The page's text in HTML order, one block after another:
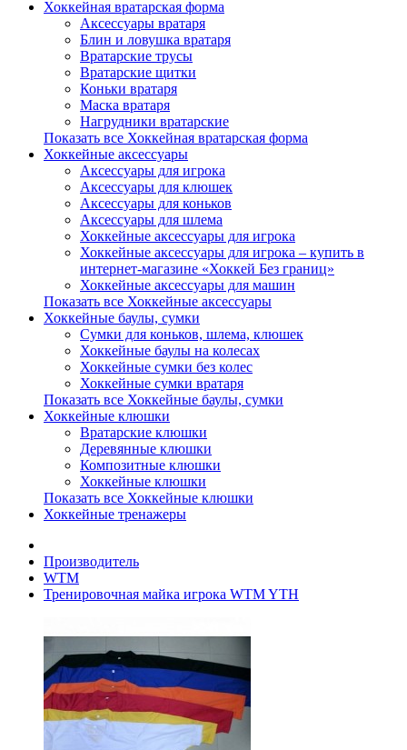
Хоккейная вратарская форма
Аксессуары вратаря
Блин и ловушка вратаря
Вратарские трусы
Вратарские щитки
Коньки вратаря
Маска вратаря
Нагрудники вратарские
Показать все Хоккейная вратарская форма
Хоккейные аксессуары
Аксессуары для игрока
Аксессуары для клюшек
Аксессуары для коньков
Аксессуары для шлема
Хоккейные аксессуары для игрока
Хоккейные аксессуары для игрока – купить в
интернет-магазине «Хоккей Без границ»
Хоккейные аксессуары для машин
Показать все Хоккейные аксессуары
Хоккейные баулы, сумки
Сумки для коньков, шлема, клюшек
Хоккейные баулы на колесах
Хоккейные сумки без колес
Хоккейные сумки вратаря
Показать все Хоккейные баулы, сумки
Хоккейные клюшки
Вратарские клюшки
Деревянные клюшки
Композитные клюшки
Хоккейные клюшки
Показать все Хоккейные клюшки
Хоккейные тренажеры
Производитель
WTM
Тренировочная майка игрока WTM YTH